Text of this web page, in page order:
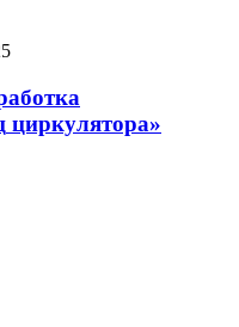
циркулятора»